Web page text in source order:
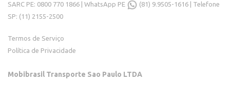
SARC PE: 0800 770 1866 | WhatsApp PE (81) 9.9505-1616 | Telefone
SP: (11) 2155-2500
Termos de Serviço
Política de Privacidade
Mobibrasil Transporte Sao Paulo LTDA